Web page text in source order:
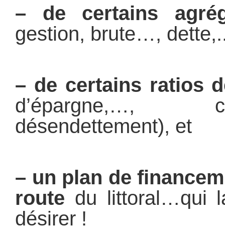
– de certains
gestion, brute…,
– de certains ratios
d’épargne,…,
désendettement), et
– un plan de
route du littoral…qui
désirer !